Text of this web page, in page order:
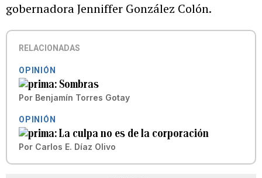
gobernadora Jenniffer González Colón.
RELACIONADAS
OPINIÓN
Sombras
Por Benjamín Torres Gotay
OPINIÓN
La culpa no es de la corporación
Por Carlos E. Díaz Olivo